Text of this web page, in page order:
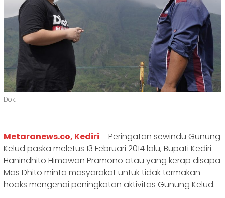
Dok.
Metaranews.co, Kediri – Peringatan sewindu Gunung
Kelud paska meletus 13 Februari 2014 lalu, Bupati Kediri
Hanindhito Himawan Pramono atau yang kerap disapa
Mas Dhito minta masyarakat untuk tidak termakan
hoaks mengenai peningkatan aktivitas Gunung Kelud.